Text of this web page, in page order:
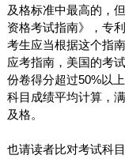
及格标准中最高的，
资格考试指南》，专
考生应当根据这个指
应考指南，美国的考
份卷得分超过50%以
科目成绩平均计算，
及格。
也请读者比对考试科